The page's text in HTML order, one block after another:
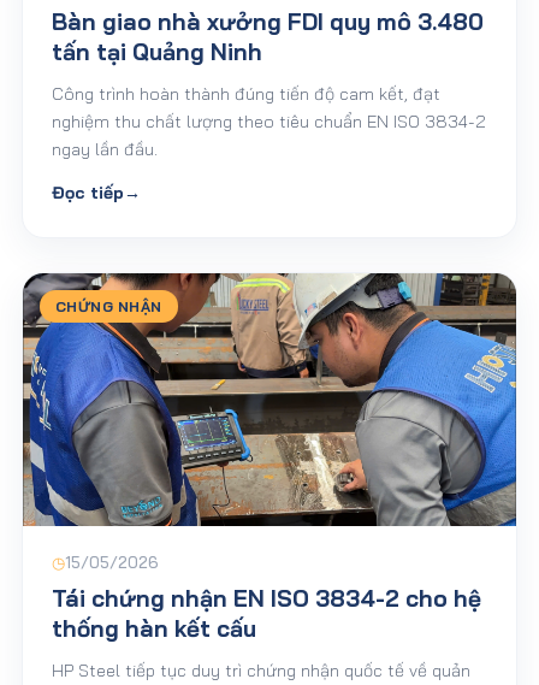
Bàn giao nhà xưởng FDI quy mô 3.480
tấn tại Quảng Ninh
Công trình hoàn thành đúng tiến độ cam kết, đạt
nghiệm thu chất lượng theo tiêu chuẩn EN ISO 3834-2
ngay lần đầu.
Đọc tiếp→
CHỨNG NHẬN
◷15/05/2026
Tái chứng nhận EN ISO 3834-2 cho hệ
thống hàn kết cấu
HP Steel tiếp tục duy trì chứng nhận quốc tế về quản